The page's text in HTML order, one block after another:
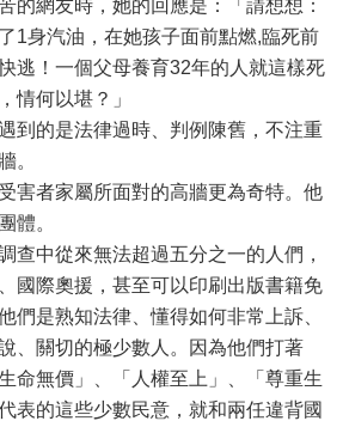
的網友時，她的回應是：「請想想：
1身汽油，在她孩子面前點燃,臨死前
逃！一個父母養育32年的人就這樣死
情何以堪？」
的是法律過時、判例陳舊，不注重
。
者家屬所面對的高牆更為奇特。他
體。
中從來無法超過五分之一的人們，
國際奧援，甚至可以印刷出版書籍免
們是熟知法律、懂得如何非常上訴、
、關切的極少數人。因為他們打著
命無價」、「人權至上」、「尊重生
表的這些少數民意，就和兩任違背國